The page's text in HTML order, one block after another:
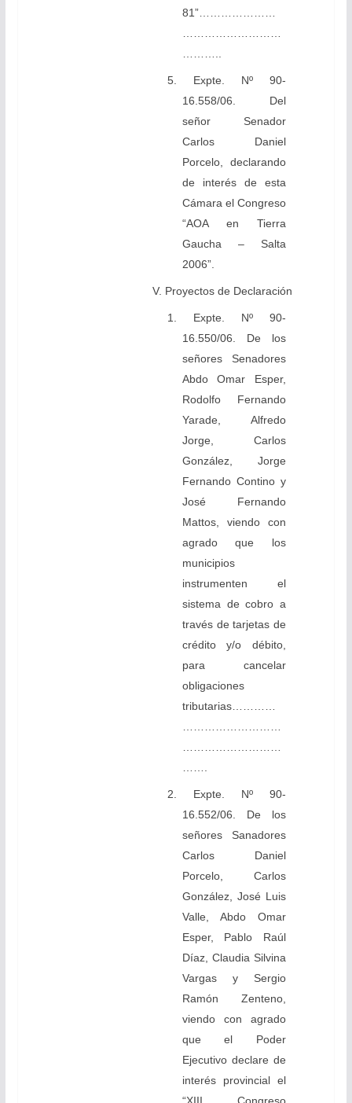
81”…………………
………………………
………..
5. Expte. Nº 90-
16.558/06. Del
señor Senador
Carlos Daniel
Porcelo, declarando
de interés de esta
Cámara el Congreso
“AOA en Tierra
Gaucha – Salta
2006”.
V. Proyectos de Declaración
1. Expte. Nº 90-
16.550/06. De los
señores Senadores
Abdo Omar Esper,
Rodolfo Fernando
Yarade, Alfredo
Jorge, Carlos
González, Jorge
Fernando Contino y
José Fernando
Mattos, viendo con
agrado que los
municipios
instrumenten el
sistema de cobro a
través de tarjetas de
crédito y/o débito,
para cancelar
obligaciones
tributarias…………
………………………
………………………
…….
2. Expte. Nº 90-
16.552/06. De los
señores Sanadores
Carlos Daniel
Porcelo, Carlos
González, José Luis
Valle, Abdo Omar
Esper, Pablo Raúl
Díaz, Claudia Silvina
Vargas y Sergio
Ramón Zenteno,
viendo con agrado
que el Poder
Ejecutivo declare de
interés provincial el